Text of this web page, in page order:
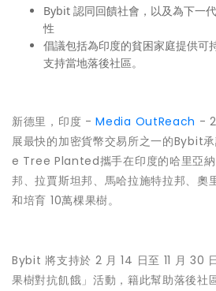
Bybit 認同回饋社會，以及為下一
性
倡議包括為印度的貧困家庭提供可
支持當地落後社區。
新德里，印度 -Media OutReach -
展最快的加密貨幣交易所之一的Bybit
e Tree Planted攜手在印度的哈里亞
邦、拉賈斯坦邦、馬哈拉施特拉邦、奧
和培育 10萬棵果樹。
Bybit 將支持於 2 月 14 日至 11 月 30
果樹對抗飢餓」活動，籍此幫助落後社